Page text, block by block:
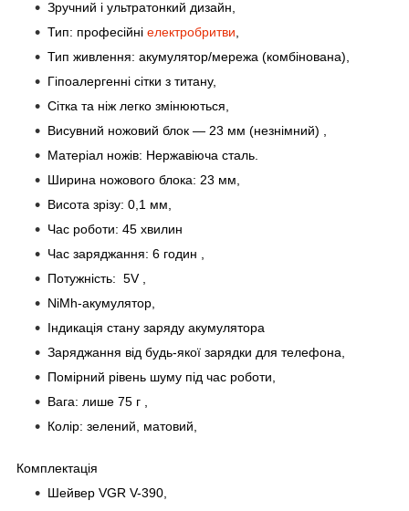
Зручний і ультратонкий дизайн,
Тип: професійні електробритви
Тип живлення: акумулятор/мережа (комбінована),
Гіпоалергенні сітки з титану,
Сітка та ніж легко змінюються,
Висувний ножовий блок — 23 мм (незнімний) ,
Матеріал ножів: Нержавіюча сталь.
Ширина ножового блока: 23 мм,
Висота зрізу: 0,1 мм,
Час роботи: 45 хвилин
Час заряджання: 6 годин
Потужність: 5V ,
NiMh-акумулятор,
Індикація стану заряду акумулятора
Заряджання від будь-якої зарядки для телефона,
Помірний рівень шуму під час роботи,
Вага: лише 75 г ,
Колір: зелений, матовий,
Комплектація
Шейвер VGR V-390,